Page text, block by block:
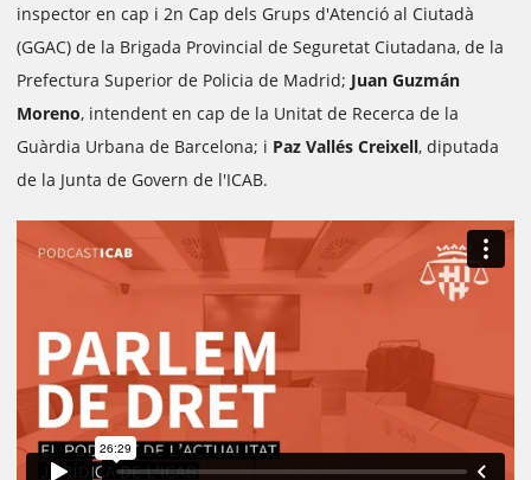
inspector en cap i 2n Cap dels Grups d'Atenció al Ciutadà
(GGAC) de la Brigada Provincial de Seguretat Ciutadana, de la
Prefectura Superior de Policia de Madrid; Juan Guzmán
Moreno, intendent en cap de la Unitat de Recerca de la
Guàrdia Urbana de Barcelona; i Paz Vallés Creixell, diputada
de la Junta de Govern de l'ICAB.